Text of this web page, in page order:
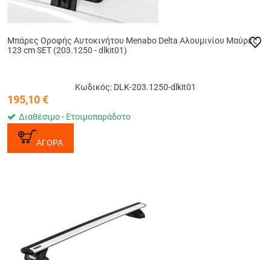
Μπάρες Οροφής Αυτοκινήτου Menabo Delta Αλουμινίου Μαύρες
123 cm SET (203.1250 - dlkit01)
Κωδικός: DLK-203.1250-dlkit01
195,10€
Διαθέσιμο - Ετοιμοπαράδοτο
ΑΓΟΡΑ